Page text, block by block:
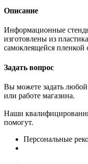
Описание
Информационные
изготовлены из
самоклеящейся
Задать вопрос
Вы можете задать
или работе магазина.
Наши
помогут.
Персональные